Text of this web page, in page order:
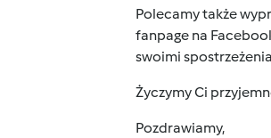
Polecamy także
fanpage na
swoimi
Życzymy Ci
Pozdrawiamy,